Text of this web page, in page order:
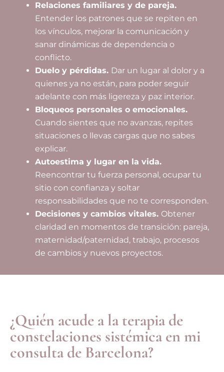
Relaciones familiares y de pareja.
Entender los patrones que se repiten en
los vínculos, mejorar la comunicación y
sanar dinámicas de dependencia o
conflicto.
Duelo y pérdidas. Dar un lugar al dolor y a
quienes ya no están, para poder seguir
adelante con más ligereza y paz interior.
Bloqueos personales o emocionales.
Cuando sientes que no avanzas, repites
situaciones o llevas cargas que no sabes
explicar.
Autoestima y lugar en la vida.
Reencontrar tu fuerza personal, ocupar tu
sitio con confianza y soltar
responsabilidades que no te corresponden.
Decisiones y cambios vitales. Obtener
claridad en momentos de transición: pareja,
maternidad/paternidad, trabajo, procesos
de cambios y nuevos proyectos.
¿Quién acude a la terapia de
constelaciones sistémica en mi
consulta de Barcelona?